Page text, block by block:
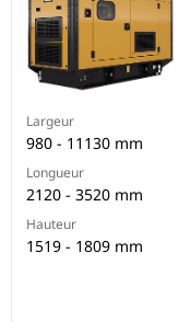
Largeur
980 - 11130 mm
Longueur
2120 - 3520 mm
Hauteur
1519 - 1809 mm